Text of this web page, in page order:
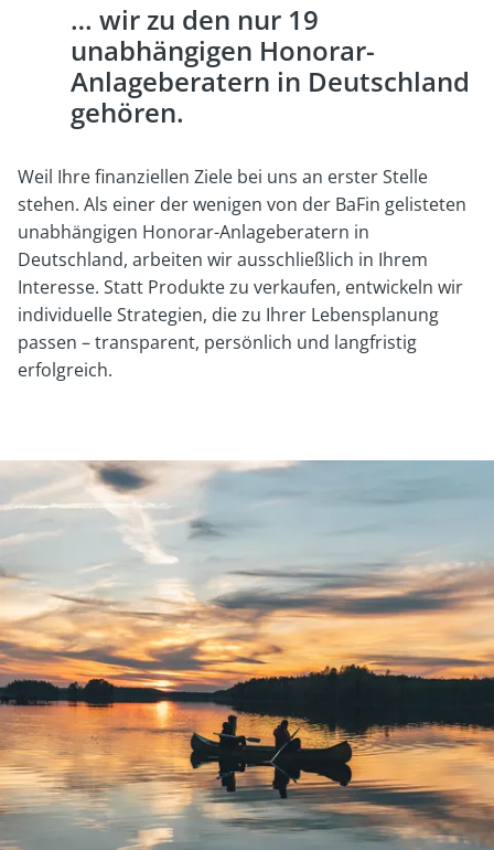
wir zu den nur 19
unabhängigen Honorar-
Anlageberatern in Deutschland
gehören.
Weil Ihre finanziellen Ziele bei uns an erster Stelle
stehen. Als einer der wenigen von der BaFin gelisteten
unabhängigen Honorar-Anlageberatern in
Deutschland, arbeiten wir ausschließlich in Ihrem
Interesse. Statt Produkte zu verkaufen, entwickeln wir
individuelle Strategien, die zu Ihrer Lebensplanung
passen – transparent, persönlich und langfristig
erfolgreich.